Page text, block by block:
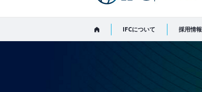
IFCについて 採用情報